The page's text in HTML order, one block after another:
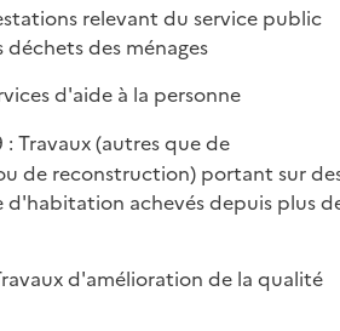
relevant du service public
des ménages
d'aide à la personne
: Travaux (autres que de
de reconstruction) portant sur
d'habitation achevés depuis plus
d'amélioration de la qualité